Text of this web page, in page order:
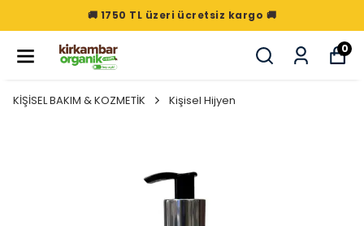
🚚 1750 TL üzeri ücretsiz kargo 🚚
0
KİŞİSEL BAKIM & KOZMETİK Kişisel Hijyen